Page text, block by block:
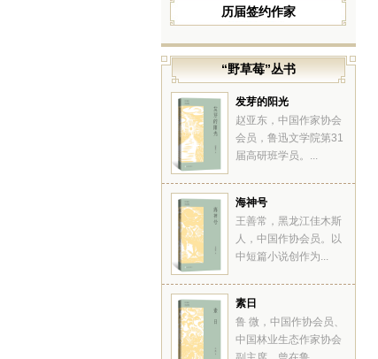
历届签约作家
“野草莓”丛书
发芽的阳光
赵亚东，中国作家协会
会员，鲁迅文学院第31
届高研班学员。...
海神号
王善常，黑龙江佳木斯
人，中国作协会员。以
中短篇小说创作为...
素日
鲁 微，中国作协会员、
中国林业生态作家协会